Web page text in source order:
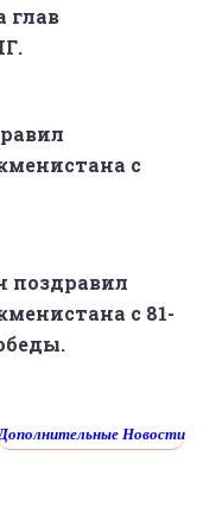
глав
с
поздравил
с 81-
Новости